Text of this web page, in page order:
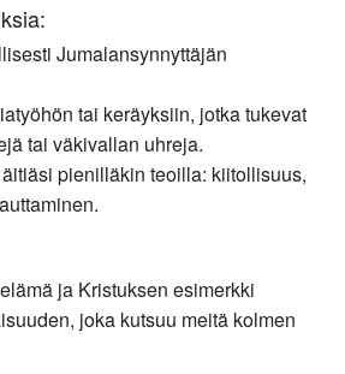
Jumalansynnyttäjän
tai keräyksiin, jotka tukevat
tai väkivallan uhreja.
pienilläkin teoilla: kiitollisuus,
ja Kristuksen esimerkki
joka kutsuu meitä kolmen